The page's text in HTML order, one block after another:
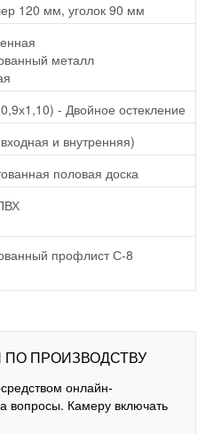
120 мм, уголок 90 мм
металл
- Двойное остекление
и внутренняя)
половая доска
профлист С-8
ПРОИЗВОДСТВУ
онлайн-
вопросы. Камеру включать